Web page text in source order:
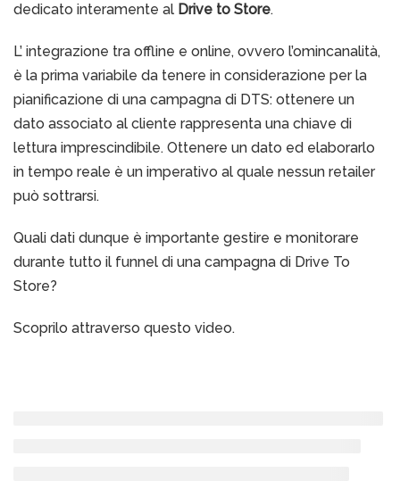
dedicato interamente al Drive to Store.
L’ integrazione tra offline e online, ovvero l’omincanalità,
è la prima variabile da tenere in considerazione per la
pianificazione di una campagna di DTS: ottenere un
dato associato al cliente rappresenta una chiave di
lettura imprescindibile. Ottenere un dato ed elaborarlo
in tempo reale è un imperativo al quale nessun retailer
può sottrarsi.
Quali dati dunque è importante gestire e monitorare
durante tutto il funnel di una campagna di Drive To
Store?
Scoprilo attraverso questo video.